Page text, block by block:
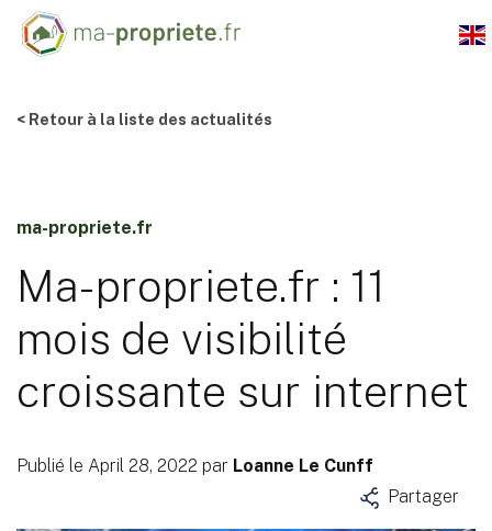
< Retour à la liste des actualités
ma-propriete.fr
Ma-propriete.fr : 11
mois de visibilité
croissante sur internet
Publié le April 28, 2022 par Loanne Le Cunff
Partager